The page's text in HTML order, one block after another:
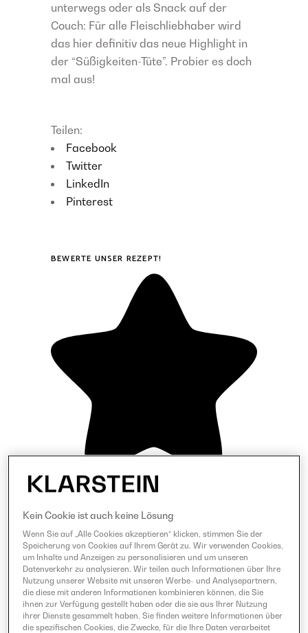
unterwegs oder als Snack auf der
Couch: Für alle Fleischliebhaber wird
das hier definitiv das neue Highlight in
der “Süßigkeiten-Tüte”. Probier es doch
mal aus!
Teilen:
Facebook
Twitter
LinkedIn
Pinterest
BEWERTE UNSER REZEPT!
Kein Cookie ist auch keine Lösung
Wenn Sie auf „Alle Cookies akzeptieren“ klicken, stimmen Sie der
Speicherung von Cookies auf Ihrem Gerät zu. Wir verwenden Cookies,
um Inhalte und Anzeigen zu personalisieren und um unseren
Datenverkehr zu analysieren. Wir teilen auch Informationen über Ihre
Nutzung unserer Website mit unseren Werbe- und Analysepartnern,
die diese mit anderen Informationen kombinieren können, die Sie
ihnen zur Verfügung gestellt haben oder die sie aus Ihrer Nutzung
ihrer Dienste gesammelt haben. Sie finden weitere Informationen über
die spezifischen Cookies, die Zwecke, für die Ihre Daten verarbeitet